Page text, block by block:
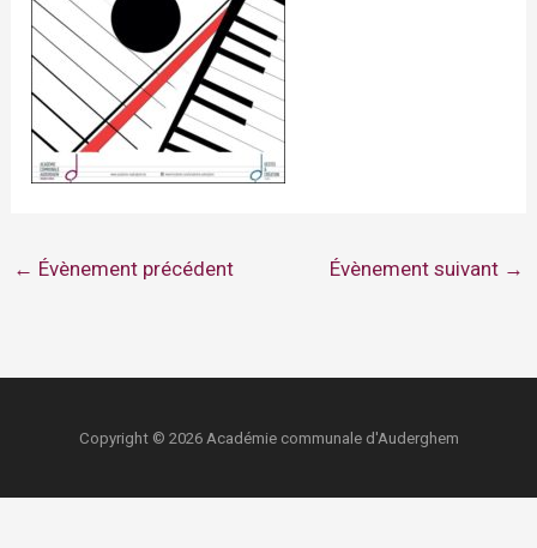
← Évènement précédent Évènement suivant →
Copyright © 2026 Académie communale d'Auderghem